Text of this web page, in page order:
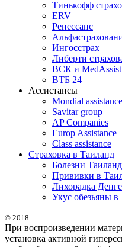
Тинькофф
ERV
Ренессанс
Ингосстрах
Либерти
ВСК и MedAssist
ВТБ 24
Ассистансы
Mondial assistance
Savitar group
AP Companies
Europ Assistance
Class assistance
Страховка в Таиланд
Болезни
Прививки в
Лихорадка
Укус обезьяны в
© 2018
При воспроизведении
установка активной